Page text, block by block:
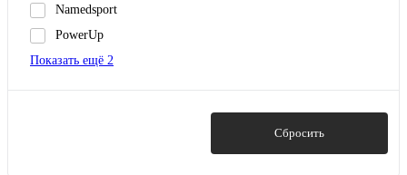
Namedsport
PowerUp
Показать ещё 2
Сбросить